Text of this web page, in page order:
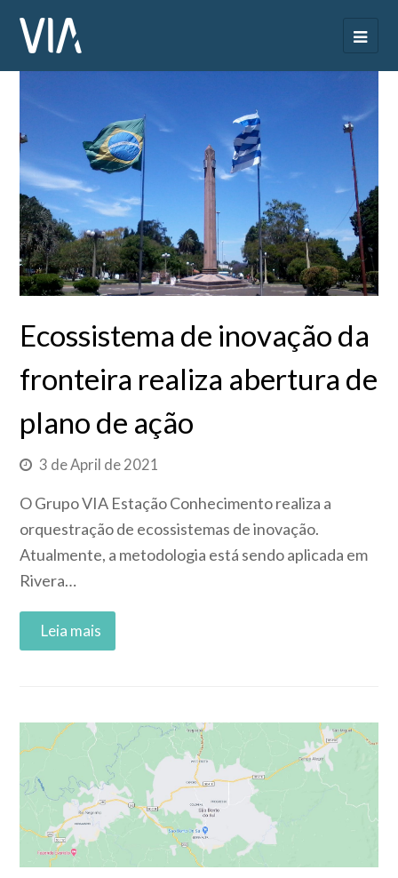
Ecossistema de inovação da
fronteira realiza abertura de
plano de ação
3 de April de 2021
O Grupo VIA Estação Conhecimento realiza a
orquestração de ecossistemas de inovação.
Atualmente, a metodologia está sendo aplicada em
Rivera…